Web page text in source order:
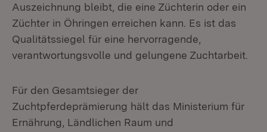
Auszeichnung bleibt, die eine Züchterin oder ein
Züchter in Öhringen erreichen kann. Es ist das
Qualitätssiegel für eine hervorragende,
verantwortungsvolle und gelungene Zuchtarbeit.
Für den Gesamtsieger der
Zuchtpferdeprämierung hält das Ministerium für
Ernährung, Ländlichen Raum und